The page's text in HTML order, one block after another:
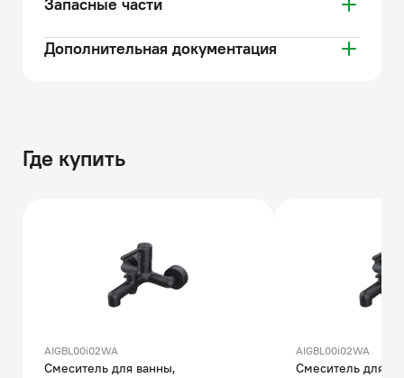
Дополнительная документация
Где купить
AIGBL00i02WA
Смеситель для ванны,
AIGBL00i02WA
Смеситель для